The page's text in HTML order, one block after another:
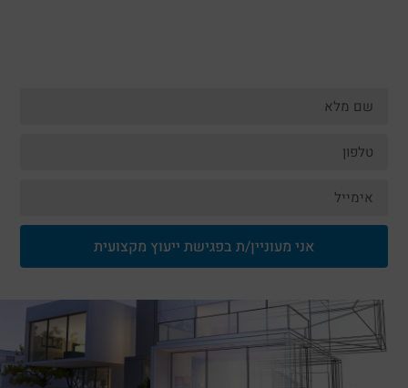
אני מעוניין/ת בפגישת ייעוץ מקצועית